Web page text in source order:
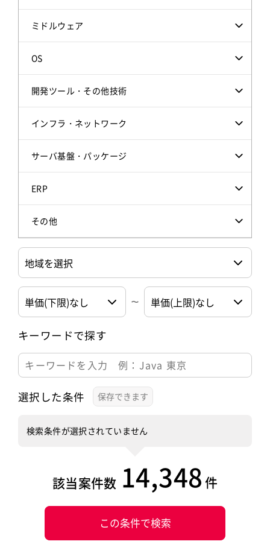
ミドルウェア
OS
開発ツール・その他技術
インフラ・ネットワーク
サーバ基盤・パッケージ
ERP
その他
キーワードで探す
選択した条件
検索条件が選択されていません
該当案件数 14,348 件
この条件で検索